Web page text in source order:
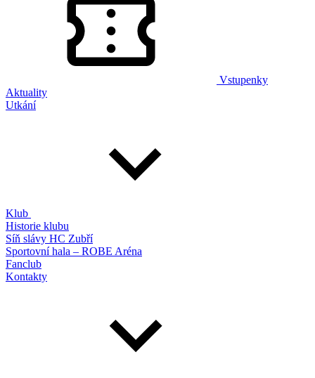
Vstupenky
Aktuality
Utkání
Klub
Historie klubu
Síň slávy HC Zubří
Sportovní hala – ROBE Aréna
Fanclub
Kontakty